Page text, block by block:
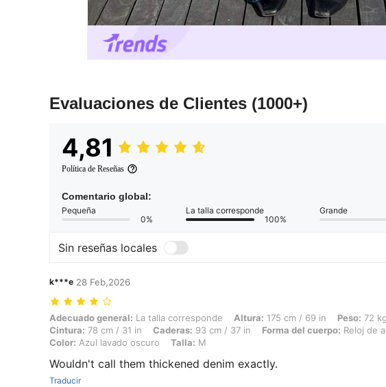
Evaluaciones de Clientes (1000+)
4,81
Política de Reseñas
Comentario global:
Pequeña
0%
La talla corresponde
100%
Grande
Sin reseñas locales
k***e 28 Feb,2026
Adecuado general: La talla corresponde, Altura: 175 cm / 69 in, Peso: 72 kg / 159 lbs,
Adecuado general: La talla corresponde Altura: 175 cm / 69 in Peso: 72
Cintura: 78 cm / 31 in Caderas: 93 cm / 37 in Forma del cuerpo: Reloj de
Color: Azul lavado oscuro Talla: M
Wouldn't call them thickened denim exactly.
Traducir